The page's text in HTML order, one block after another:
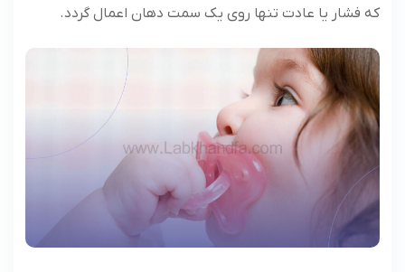
که فشار یا عادت تنها روی یک سمت دهان اعمال گردد.